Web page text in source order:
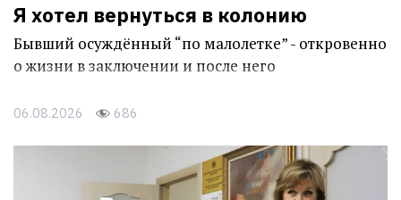
Я хотел вернуться в колонию
Бывший осуждённый “по малолетке” - откровенно
о жизни в заключении и после него
06.08.2026 686